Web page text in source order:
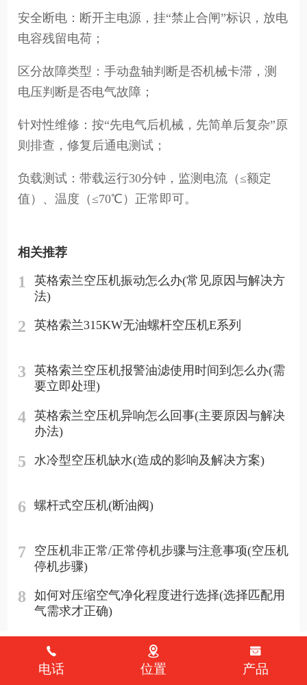
安全断电：断开主电源，挂“禁止合闸”标识，放电
电容残留电荷；
区分故障类型：手动盘轴判断是否机械卡滞，测
电压判断是否电气故障；
针对性维修：按“先电气后机械，先简单后复杂”原
则排查，修复后通电测试；
负载测试：带载运行30分钟，监测电流（≤额定
值）、温度（≤70℃）正常即可。
相关推荐
1
英格索兰空压机振动怎么办(常见原因与解决方
法)
2 英格索兰315KW无油螺杆空压机E系列
3
英格索兰空压机报警油滤使用时间到怎么办(需
要立即处理)
4
英格索兰空压机异响怎么回事(主要原因与解决
办法)
5 水冷型空压机缺水(造成的影响及解决方案)
6 螺杆式空压机(断油阀)
7
空压机非正常/正常停机步骤与注意事项(空压机
停机步骤)
8
如何对压缩空气净化程度进行选择(选择匹配用
气需求才正确)
电话 位置 产品